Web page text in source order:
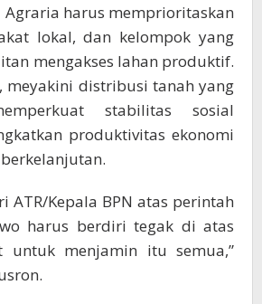
Agraria harus memprioritaskan
lokal, dan kelompok yang
mengakses lahan produktif.
meyakini distribusi tanah yang
stabilitas sosial
produktivitas ekonomi
ATR/Kepala BPN atas perintah
harus berdiri tegak di atas
untuk menjamin itu semua,”